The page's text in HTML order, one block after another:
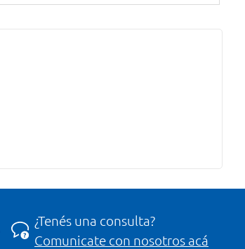
¿Tenés una consulta?
Comunicate con nosotros acá